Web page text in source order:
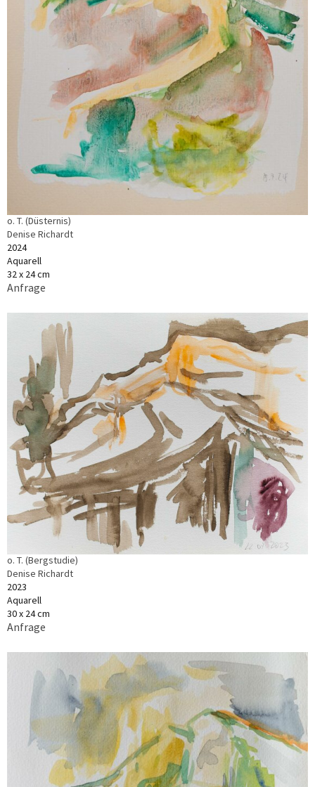
o. T. (Düsternis)
Denise Richardt
2024
Aquarell
32 x 24 cm
Anfrage
o. T. (Bergstudie)
Denise Richardt
2023
Aquarell
30 x 24 cm
Anfrage